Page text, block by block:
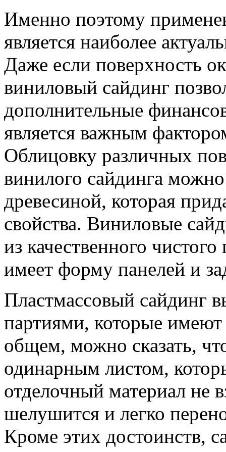
Именно поэтому
является наиболее
Даже если поверхность
виниловый сайдинг
дополнительные
является важным
Облицовку различных
винилого сайдинга
древесиной, которая
свойства. Виниловые
из качественного
имеет форму панелей и
Пластмассовый сайдинг
партиями, которые
общем, можно сказать,
одинарным листом,
отделочный материал не
шелушится и легко
Кроме этих достоинств,